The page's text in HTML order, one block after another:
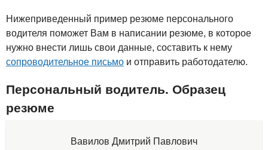
Нижеприведенный пример резюме персонального
водителя поможет Вам в написании резюме, в которое
нужно внести лишь свои данные, составить к нему
сопроводительное письмо и отправить работодателю.
Персональный водитель. Образец
резюме
Вавилов Дмитрий Павлович